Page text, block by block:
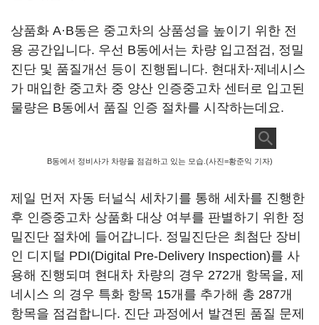
상품화 A·B동은 중고차의 상품성을 높이기 위한 전
용 공간입니다. 우선 B동에서는 차량 입고점검, 정밀
진단 및 품질개선 등이 진행됩니다. 현대차·제네시스
가 매입한 중고차 중 양산 인증중고차 센터로 입고된
물량은 B동에서 품질 인증 절차를 시작하는데요.
B동에서 정비사가 차량을 점검하고 있는 모습.(사진=황준익 기자)
제일 먼저 자동 터널식 세차기를 통해 세차를 진행한
후 인증중고차 상품화 대상 여부를 판별하기 위한 정
밀진단 절차에 들어갑니다. 정밀진단은 최첨단 장비
인 디지털 PDI(Digital Pre-Delivery Inspection)를 사
용해 진행되며 현대차 차량의 경우 272개 항목을, 제
네시스 의 경우 특화 항목 15개를 추가해 총 287개
항목을 점검합니다. 진단 과정에서 발견된 품질 문제